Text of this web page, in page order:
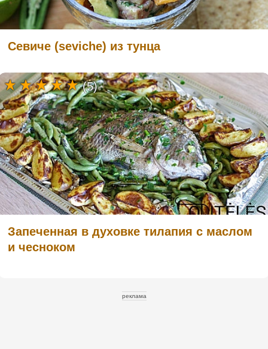
Севиче (seviche) из тунца
Запеченная в духовке тилапия с маслом
и чесноком
(5)
реклама